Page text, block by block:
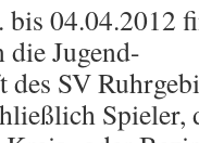
bis 04.04.2012
die Jugend-
des SV